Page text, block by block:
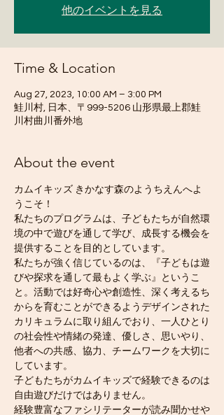
他のイベントを見る
Time & Location
Aug 27, 2023, 10:00 AM – 3:00 PM
鮭川村, 日本、〒999-5206 山形県最上郡鮭
川村曲川番外地
About the event
カムイキッズ きかなす森のようちえんへよ
うこそ！
私たちのプログラムは、子どもたちが自然環
境の中で遊びを通して学び、成長する機会を
提供することを目的としています。
私たちが強く信じているのは、『子どもは遊
びや探求を通して最もよく学ぶ』というこ
と。活動では好奇心や創造性、深く考えるち
からを育むことができるようデザインされた
カリキュラムに取り組んでおり、一人ひとり
の社会性や情緒の発達、優しさ、思いやり、
他者への共感、協力、チームワークを大切に
しています。
子どもたちがカムイキッズで経験できるのは
自由遊びだけではありません。
経験豊富なファシリテーターが読み聞かせや